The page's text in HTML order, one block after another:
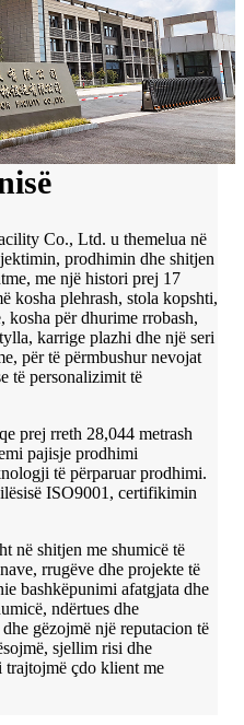
Co., Ltd. u themelua në
prodhimin dhe shitjen
me një histori prej 17
kosha plehrash, stola kopshti,
kosha për dhurime rrobash,
karrige plazhi dhe një seri
për të përmbushur nevojat
të personalizimit të
prej rreth 28,044 metrash
pajisje prodhimi
të përparuar prodhimi.
ISO9001, certifikimin
në shitjen me shumicë të
rrugëve dhe projekte të
bashkëpunimi afatgjata dhe
ndërtues dhe
gëzojmë një reputacion të
sjellim risi dhe
çdo klient me